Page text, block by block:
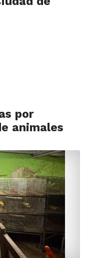
por
animales